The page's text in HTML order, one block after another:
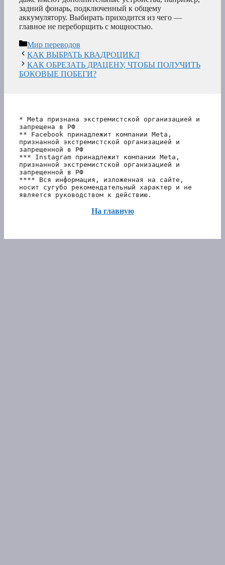
задний фонарь, подключенный к общему
аккумулятору. Выбирать приходится из чего —
главное не переборщить с мощностью.
Рубрики
Мир переводов
КАК ВЫБРАТЬ КВАДРОЦИКЛ
КАК ОБРЕЗАТЬ ДРАЦЕНУ, ЧТОБЫ ПОЛУЧИТЬ
БОКОВЫЕ ПОБЕГИ?
* Meta признана экстремистской организацией и
запрещена в РФ
** Facebook принадлежит компании Meta,
признанной экстремистской организацией и
запрещенной в РФ
*** Instagram принадлежит компании Meta,
признанной экстремистской организацией и
запрещенной в РФ
**** Вся информация, изложенная на сайте,
носит сугубо рекомендательный характер и не
является руководством к действию.
На главную